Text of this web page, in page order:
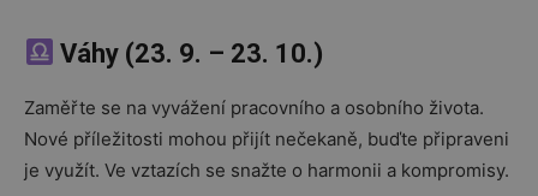
Váhy (23. 9. – 23. 10.)
Zaměřte se na vyvážení pracovního a osobního života.
Nové příležitosti mohou přijít nečekaně, buďte připraveni
je využít. Ve vztazích se snažte o harmonii a kompromisy.